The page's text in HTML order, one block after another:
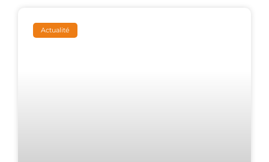
Actualité